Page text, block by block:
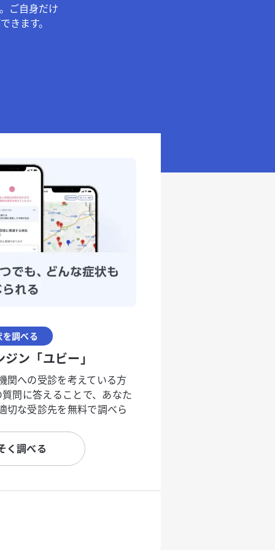
ご自身だけ
きます。
を調べる
ン「ユビー」
関への受診を考えている方
問に答えることで、あなた
切な受診先を無料で調べら
く調べる